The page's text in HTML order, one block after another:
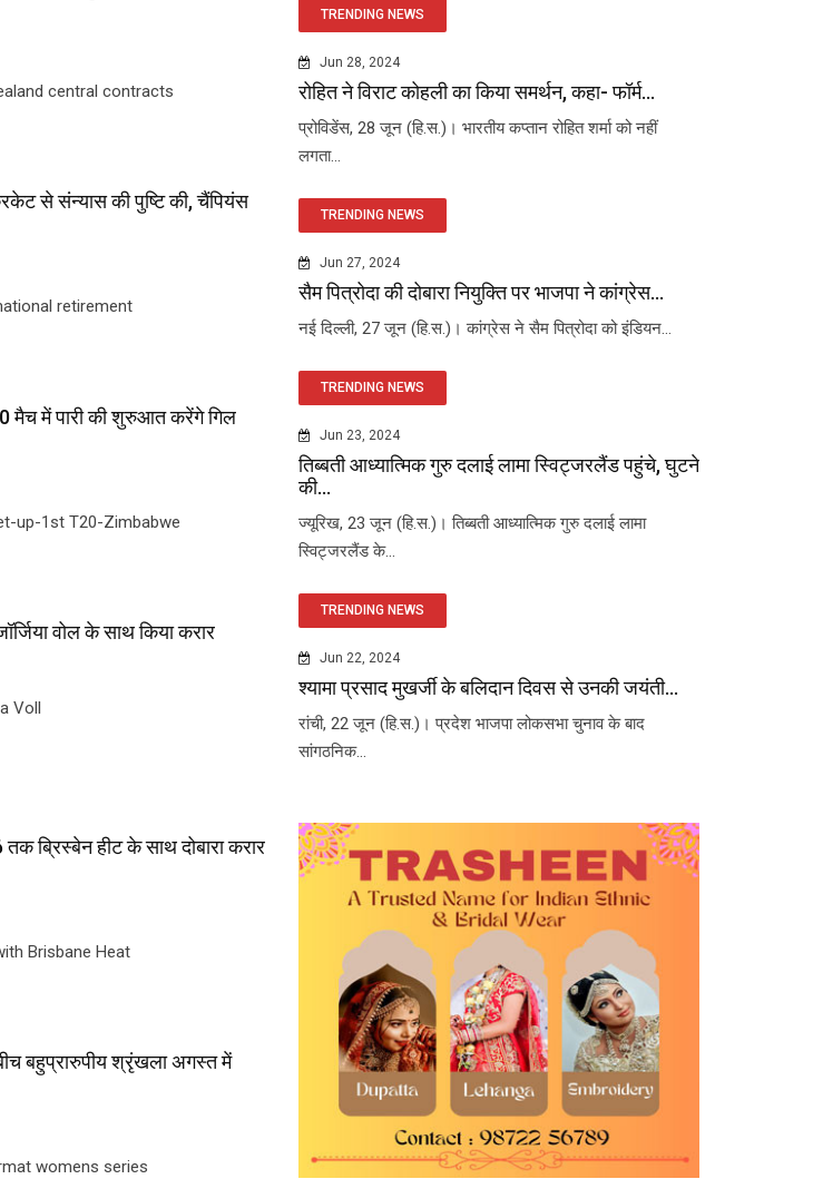
central contracts
से संन्यास की पुष्टि की, चैंपियंस
retirement
मैच में पारी की शुरुआत करेंगे गिल
up-1st T20-Zimbabwe
वोल के साथ किया करार
Voll
ब्रिस्बेन हीट के साथ दोबारा करार
Brisbane Heat
बहुप्रारुपीय श्रृंखला अगस्त में
womens series
TRENDING NEWS
Jun 28, 2024
रोहित ने विराट कोहली का किया समर्थन, कहा- फॉर्म...
प्रोविडेंस, 28 जून (हि.स.)। भारतीय कप्तान रोहित शर्मा को नहीं
लगता...
TRENDING NEWS
Jun 27, 2024
सैम पित्रोदा की दोबारा नियुक्ति पर भाजपा ने कांग्रेस...
नई दिल्ली, 27 जून (हि.स.)। कांग्रेस ने सैम पित्रोदा को इंडियन...
TRENDING NEWS
Jun 23, 2024
तिब्बती आध्यात्मिक गुरु दलाई लामा स्विट्जरलैंड पहुंचे, घुटने
की...
ज्यूरिख, 23 जून (हि.स.)। तिब्बती आध्यात्मिक गुरु दलाई लामा
स्विट्जरलैंड के...
TRENDING NEWS
Jun 22, 2024
श्यामा प्रसाद मुखर्जी के बलिदान दिवस से उनकी जयंती...
रांची, 22 जून (हि.स.)। प्रदेश भाजपा लोकसभा चुनाव के बाद
सांगठनिक...